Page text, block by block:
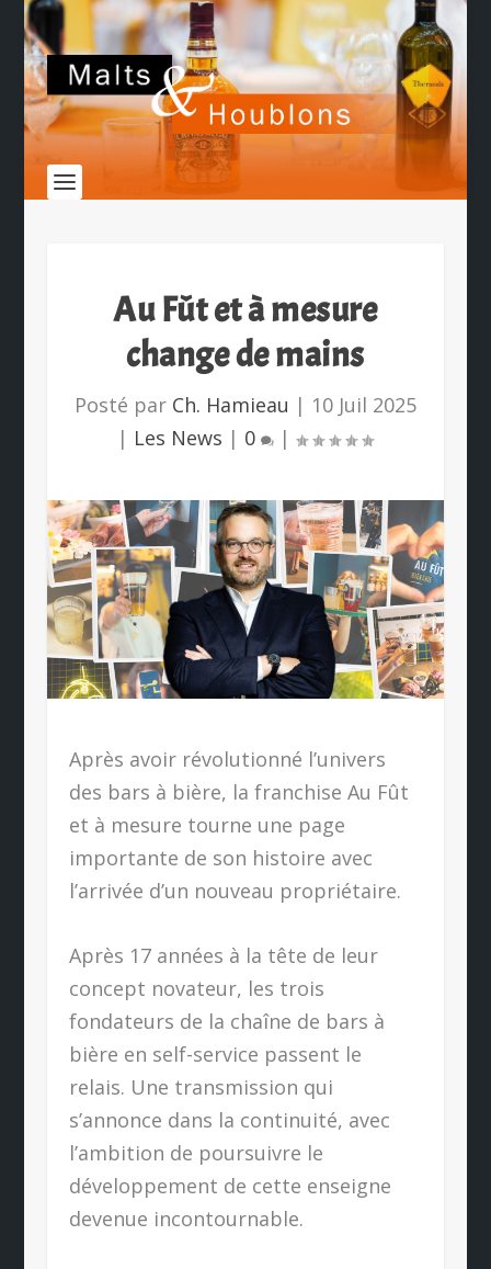
Au Fût et à mesure
change de mains
Posté par Ch. Hamieau | 10 Juil 2025
| Les News | 0 |
Après avoir révolutionné l’univers
des bars à bière, la franchise Au Fût
et à mesure tourne une page
importante de son histoire avec
l’arrivée d’un nouveau propriétaire.
Après 17 années à la tête de leur
concept novateur, les trois
fondateurs de la chaîne de bars à
bière en self-service passent le
relais. Une transmission qui
s’annonce dans la continuité, avec
l’ambition de poursuivre le
développement de cette enseigne
devenue incontournable.